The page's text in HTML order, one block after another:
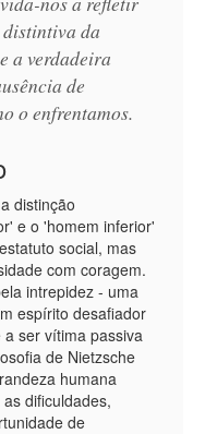
distintiva da
a verdadeira
de
o enfrentamos.
distinção
e o 'homem inferior'
social, mas
com coragem.
intrepidez - uma
espírito desafiador
ser vítima passiva
de Nietzsche
humana
dificuldades,
de